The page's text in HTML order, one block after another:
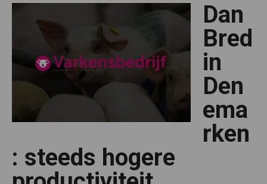
robuuster
dan
de
voorgaande”
Dan
Bred
in
Den
ema
rken
: steeds hogere